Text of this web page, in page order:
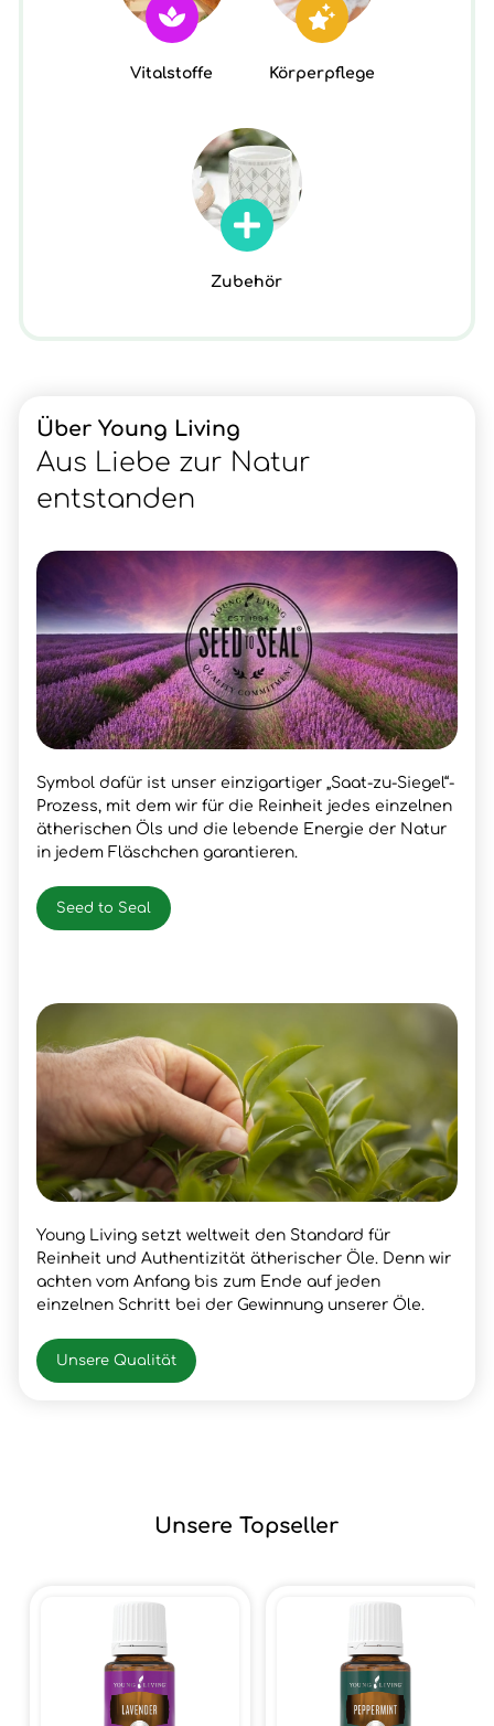
Vitalstoffe Körperpflege
Zubehör
Über Young Living
Aus Liebe zur Natur
entstanden
Symbol dafür ist unser einzigartiger „Saat-zu-Siegel“-
Prozess, mit dem wir für die Reinheit jedes einzelnen
ätherischen Öls und die lebende Energie der Natur
in jedem Fläschchen garantieren.
Seed to Seal
Young Living setzt weltweit den Standard für
Reinheit und Authentizität ätherischer Öle. Denn wir
achten vom Anfang bis zum Ende auf jeden
einzelnen Schritt bei der Gewinnung unserer Öle.
Unsere Qualität
Unsere Topseller